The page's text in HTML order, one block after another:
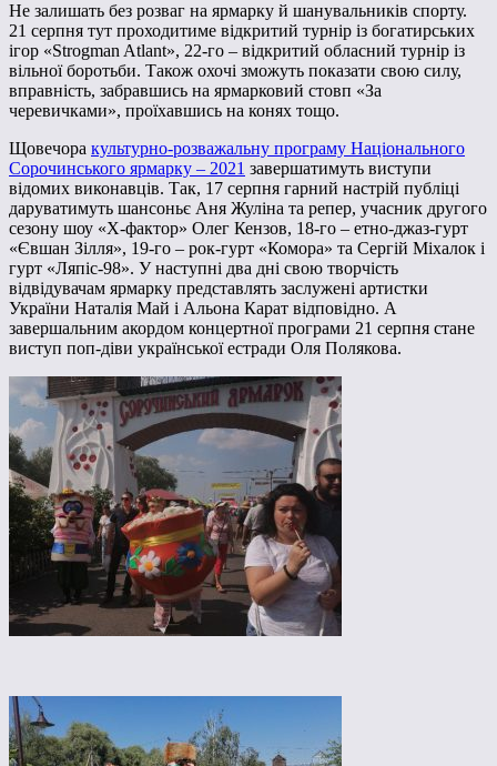
Не залишать без розваг на ярмарку й шанувальників спорту.
21 серпня тут проходитиме відкритий турнір із богатирських
ігор «Strogman Atlant», 22-го – відкритий обласний турнір із
вільної боротьби. Також охочі зможуть показати свою силу,
вправність, забравшись на ярмарковий стовп «За
черевичками», проїхавшись на конях тощо.
Щовечора культурно-розважальну програму Національного
Сорочинського ярмарку – 2021 завершатимуть виступи
відомих виконавців. Так, 17 серпня гарний настрій публіці
даруватимуть шансоньє Аня Жуліна та репер, учасник другого
сезону шоу «X-фактор» Олег Кензов, 18-го – етно-джаз-гурт
«Євшан Зілля», 19-го – рок-гурт «Комора» та Сергій Міхалок і
гурт «Ляпіс-98». У наступні два дні свою творчість
відвідувачам ярмарку представлять заслужені артистки
України Наталія Май і Альона Карат відповідно. А
завершальним акордом концертної програми 21 серпня стане
виступ поп-діви української естради Оля Полякова.